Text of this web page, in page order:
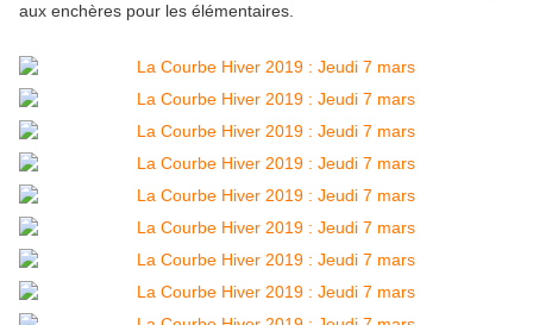
aux enchères pour les élémentaires.